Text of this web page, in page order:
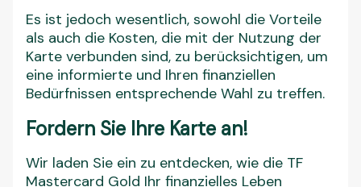
Es ist jedoch wesentlich, sowohl die Vorteile
als auch die Kosten, die mit der Nutzung der
Karte verbunden sind, zu berücksichtigen, um
eine informierte und Ihren finanziellen
Bedürfnissen entsprechende Wahl zu treffen.
Fordern Sie Ihre Karte an!
Wir laden Sie ein zu entdecken, wie die TF
Mastercard Gold Ihr finanzielles Leben